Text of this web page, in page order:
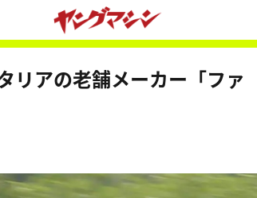
リアの老舗メーカー「ファ